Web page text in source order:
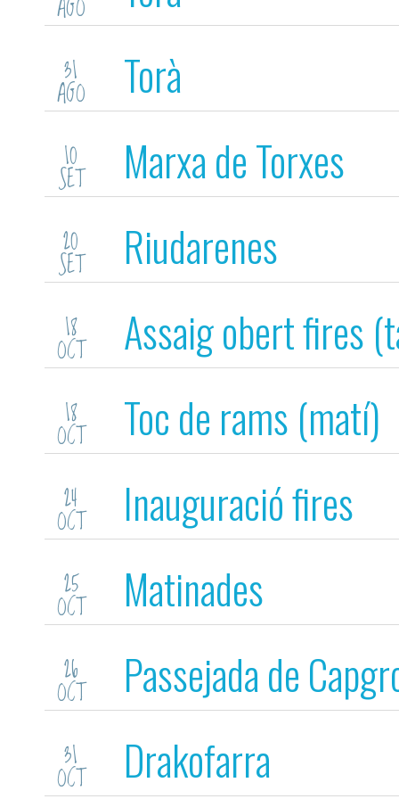
AGO
31
AGO Torà
10
SET Marxa de Torxes
20
SET Riudarenes
18
OCT Assaig obert fires
18
OCT Toc de rams (matí)
24
OCT Inauguració fires
25
OCT Matinades
26
OCT Passejada de
31
OCT Drakofarra